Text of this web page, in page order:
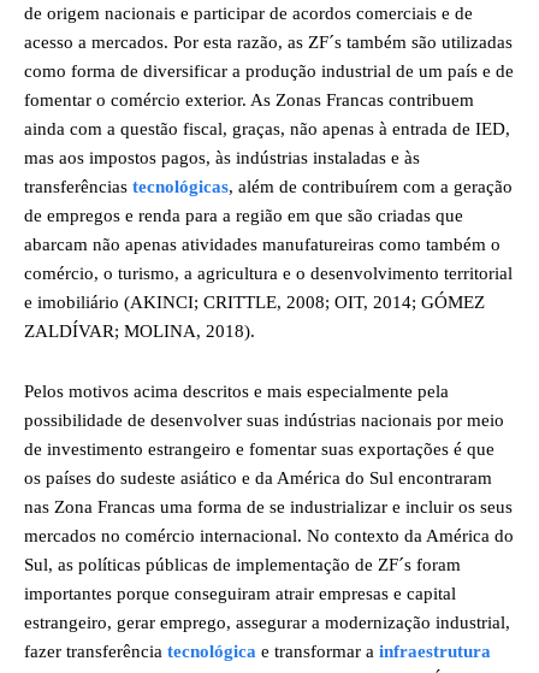
de origem nacionais e participar de acordos comerciais e de
acesso a mercados. Por esta razão, as ZF´s também são utilizadas
como forma de diversificar a produção industrial de um país e de
fomentar o comércio exterior. As Zonas Francas contribuem
ainda com a questão fiscal, graças, não apenas à entrada de IED,
mas aos impostos pagos, às indústrias instaladas e às
transferências tecnológicas, além de contribuírem com a geração
de empregos e renda para a região em que são criadas que
abarcam não apenas atividades manufatureiras como também o
comércio, o turismo, a agricultura e o desenvolvimento territorial
e imobiliário (AKINCI; CRITTLE, 2008; OIT, 2014; GÓMEZ
ZALDÍVAR; MOLINA, 2018).
Pelos motivos acima descritos e mais especialmente pela
possibilidade de desenvolver suas indústrias nacionais por meio
de investimento estrangeiro e fomentar suas exportações é que
os países do sudeste asiático e da América do Sul encontraram
nas Zona Francas uma forma de se industrializar e incluir os seus
mercados no comércio internacional. No contexto da América do
Sul, as políticas públicas de implementação de ZF´s foram
importantes porque conseguiram atrair empresas e capital
estrangeiro, gerar emprego, assegurar a modernização industrial,
fazer transferência tecnológica e transformar a infraestrutura